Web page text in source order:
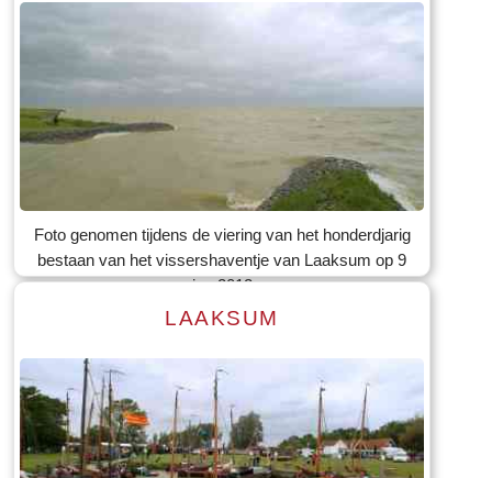
Lees meer
Tekst: © Foto: © Bauke Folkertsma
Foto genomen tijdens de viering van het honderdjarig
bestaan van het vissershaventje van Laaksum op 9
jun 2012
LAAKSUM